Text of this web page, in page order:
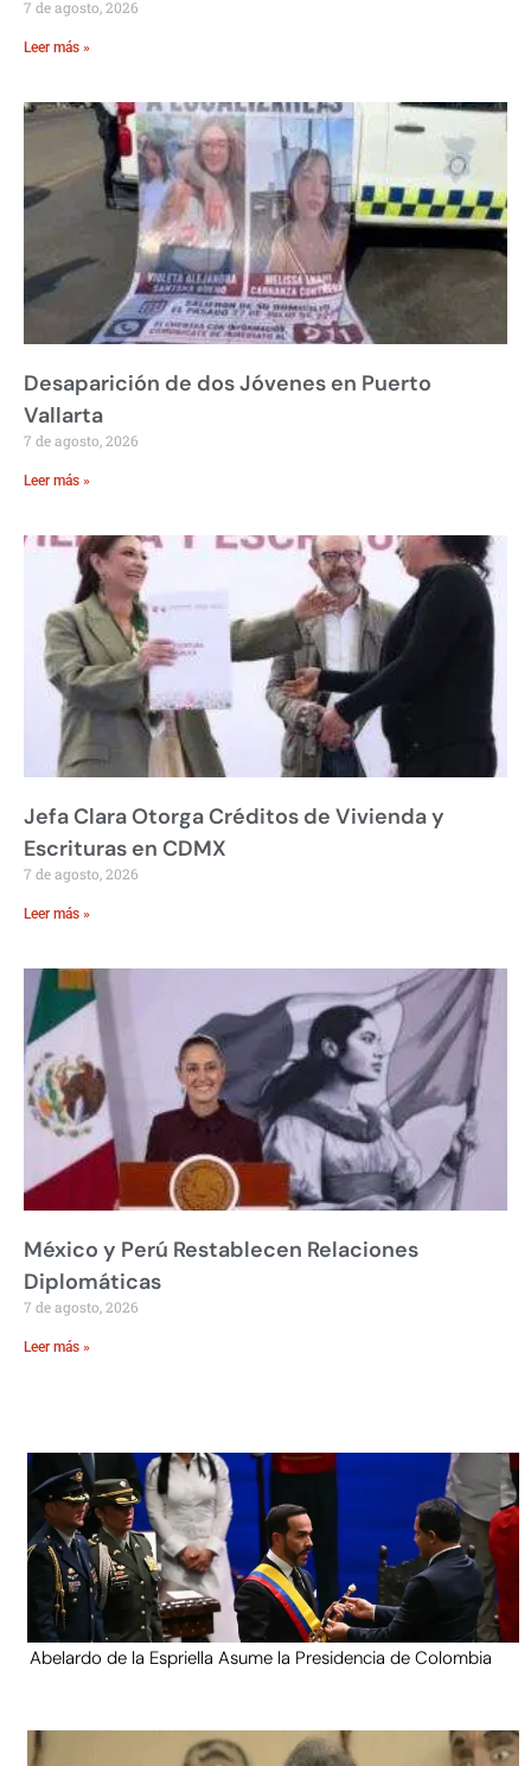
7 de agosto, 2026
Leer más »
Desaparición de dos Jóvenes en Puerto
Vallarta
7 de agosto, 2026
Leer más »
Jefa Clara Otorga Créditos de Vivienda y
Escrituras en CDMX
7 de agosto, 2026
Leer más »
México y Perú Restablecen Relaciones
Diplomáticas
7 de agosto, 2026
Leer más »
Abelardo de la Espriella Asume la Presidencia de Colombia